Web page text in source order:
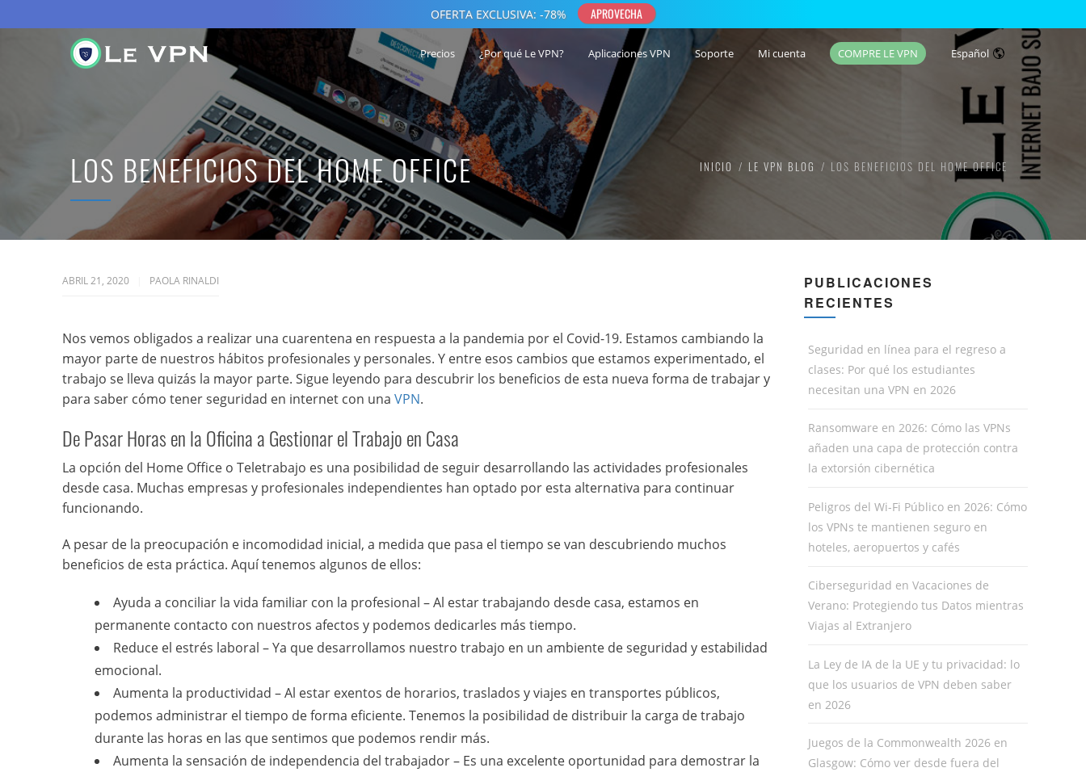
Precios ¿Por qué Le VPN? Aplicaciones VPN Soporte Mi cuenta COMPRE LE VPN Español
LOS BENEFICIOS DEL HOME OFFICE INICIO LE VPN BLOG LOS BENEFICIOS DEL HOME OFFICE
ABRIL 21, 2020 PAOLA RINALDI
Nos vemos obligados a realizar una cuarentena en respuesta a la pandemia por el Covid-19. Estamos cambiando la
mayor parte de nuestros hábitos profesionales y personales. Y entre esos cambios que estamos experimentado, el
trabajo se lleva quizás la mayor parte. Sigue leyendo para descubrir los beneficios de esta nueva forma de trabajar y
para saber cómo tener seguridad en internet con una VPN.
De Pasar Horas en la Oficina a Gestionar el Trabajo en Casa
La opción del Home Office o Teletrabajo es una posibilidad de seguir desarrollando las actividades profesionales
desde casa. Muchas empresas y profesionales independientes han optado por esta alternativa para continuar
funcionando.
A pesar de la preocupación e incomodidad inicial, a medida que pasa el tiempo se van descubriendo muchos
beneficios de esta práctica. Aquí tenemos algunos de ellos:
Ayuda a conciliar la vida familiar con la profesional – Al estar trabajando desde casa, estamos en
permanente contacto con nuestros afectos y podemos dedicarles más tiempo.
Reduce el estrés laboral – Ya que desarrollamos nuestro trabajo en un ambiente de seguridad y estabilidad
emocional.
Aumenta la productividad – Al estar exentos de horarios, traslados y viajes en transportes públicos,
podemos administrar el tiempo de forma eficiente. Tenemos la posibilidad de distribuir la carga de trabajo
durante las horas en las que sentimos que podemos rendir más.
Aumenta la sensación de independencia del trabajador – Es una excelente oportunidad para demostrar la
PUBLICACIONES
RECIENTES
Seguridad en línea para el regreso a
clases: Por qué los estudiantes
necesitan una VPN en 2026
Ransomware en 2026: Cómo las VPNs
añaden una capa de protección contra
la extorsión cibernética
Peligros del Wi-Fi Público en 2026: Cómo
los VPNs te mantienen seguro en
hoteles, aeropuertos y cafés
Ciberseguridad en Vacaciones de
Verano: Protegiendo tus Datos mientras
Viajas al Extranjero
La Ley de IA de la UE y tu privacidad: lo
que los usuarios de VPN deben saber
en 2026
Juegos de la Commonwealth 2026 en
Glasgow: Cómo ver desde fuera del